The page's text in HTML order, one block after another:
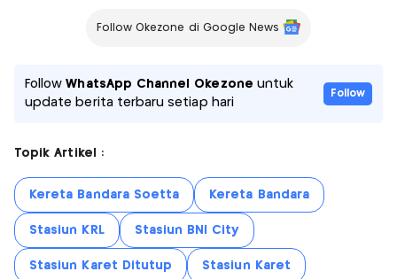
Follow Okezone di Google News
FollowWhatsApp Channel Okezone untuk
update berita terbaru setiap hari
Follow
Topik Artikel :
Kereta Bandara Soetta Kereta Bandara
Stasiun KRL Stasiun BNI City
Stasiun Karet Ditutup Stasiun Karet